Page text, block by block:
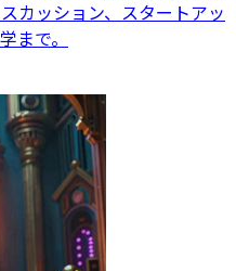
カッション、スタートアッ
まで。